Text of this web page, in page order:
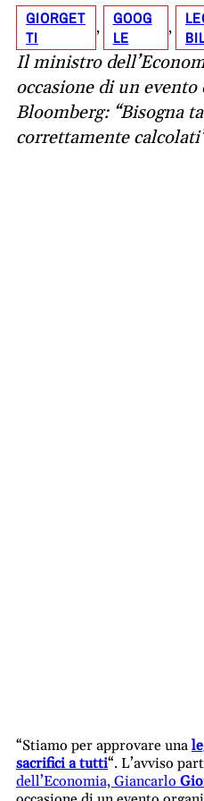
GIORGET
TI
,
GOOG
LE
,
Il ministro
occasione di un evento
Bloomberg: “Bisogna
correttamente
“Stiamo per approvare una
sacrifici a tutti“. L’avviso
dell’Economia, Giancarlo